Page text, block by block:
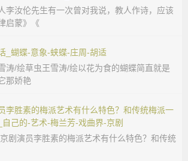
李汝伦先生有一次曾对我说，教人作诗，应该
启蒙》《
_蝴蝶-意象-蛱蝶-庄周-胡适
涛/绘草虫王雪涛/绘以花为食的蝴蝶简直就是
那娇艳
李胜素的梅派艺术有什么特色？和传统梅派一
自己的-艺术-梅兰芳-戏曲界-京剧
剧演员李胜素的梅派艺术有什么特色？和传统